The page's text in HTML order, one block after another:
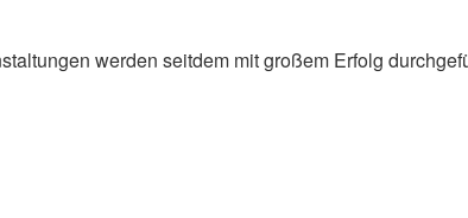
werden seitdem mit großem Erfolg